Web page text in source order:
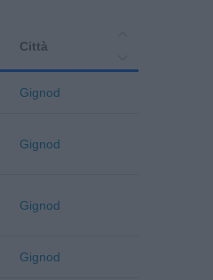
Città
Gignod
Gignod
Gignod
Gignod